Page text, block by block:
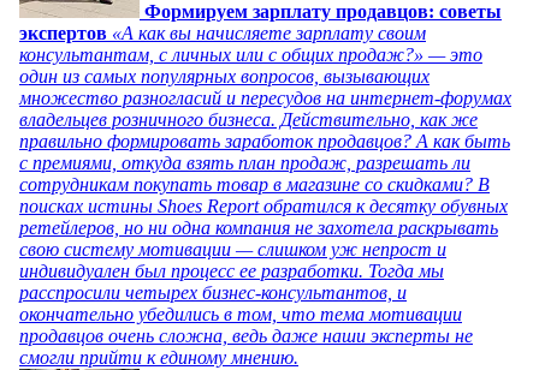
Формируем зарплату продавцов: советы
экспертов «А как вы начисляете зарплату своим
консультантам, с личных или с общих продаж?» — это
один из самых популярных вопросов, вызывающих
множество разногласий и пересудов на интернет-форумах
владельцев розничного бизнеса. Действительно, как же
правильно формировать заработок продавцов? А как быть
с премиями, откуда взять план продаж, разрешать ли
сотрудникам покупать товар в магазине со скидками? В
поисках истины Shoes Report обратился к десятку обувных
ретейлеров, но ни одна компания не захотела раскрывать
свою систему мотивации — слишком уж непрост и
индивидуален был процесс ее разработки. Тогда мы
расспросили четырех бизнес-консультантов, и
окончательно убедились в том, что тема мотивации
продавцов очень сложна, ведь даже наши эксперты не
смогли прийти к единому мнению.